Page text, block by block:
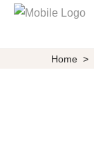
Home >